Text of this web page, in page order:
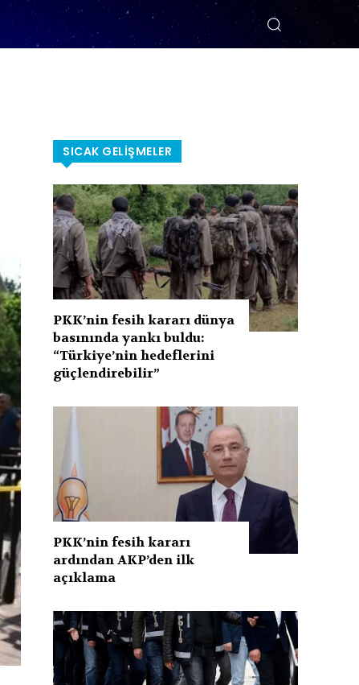
SICAK GELIŞMELER
PKK’nin fesih kararı dünya
basınında yankı buldu:
“Türkiye’nin hedeflerini
güçlendirebilir”
PKK’nin fesih kararı
ardından AKP’den ilk
açıklama